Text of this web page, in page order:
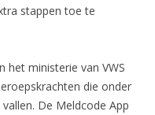
stappen toe te
het ministerie van VWS
die onder
De Meldcode App